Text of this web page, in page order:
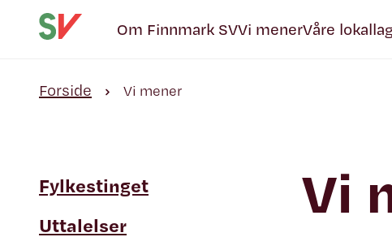
Om Finnmark SVVi menerVåre lokallag
Forside Vi mener
Fylkestinget
Uttalelser
Vi